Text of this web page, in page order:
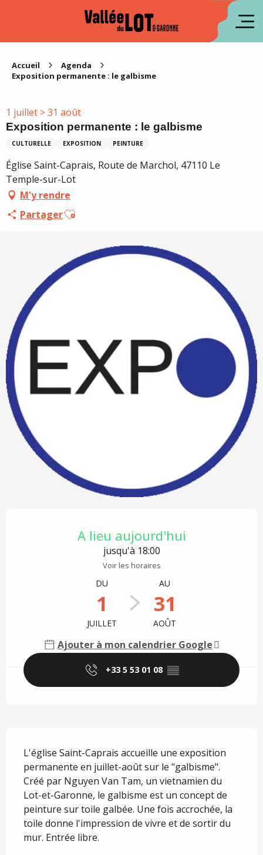
Accueil
Agenda
Exposition permanente : le galbisme
1 juillet > 31 août
Exposition permanente : le galbisme
CULTURELLE EXPOSITION PEINTURE
Église Saint-Caprais, Route de Marchol, 47110 Le
Temple-sur-Lot
M'y rendre
PartagerAjouter aux favoris
A lieu aujourd'hui
jusqu'à 18:00
Voir les horaires
DU
1
JUILLET
AU
31
AOÛT
Ajouter à mon calendrier Google
+33 5 53 01 08 ▒▒
L'église Saint-Caprais accueille une exposition
permanente en juillet-août sur le "galbisme".
Créé par Nguyen Van Tam, un vietnamien du
Lot-et-Garonne, le galbisme est un concept de
peinture sur toile galbée. Une fois accrochée, la
toile donne l'impression de vivre et de sortir du
mur. Entrée libre.